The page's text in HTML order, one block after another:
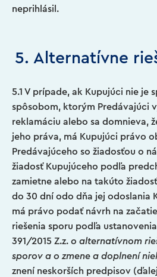
neprihlásil.
5. Alternatívne
5.1 V prípade, ak Kupujúci nie je
spôsobom, ktorým Predávajúci
reklamáciu alebo sa domnieva,
jeho práva, má Kupujúci právo
Predávajúceho so žiadosťou o
žiadosť Kupujúceho podľa
zamietne alebo na takúto
do 30 dní odo dňa jej odoslania
má právo podať návrh na
riešenia sporu podľa
391/2015 Z.z. o alternatívnom
sporov a o zmene a doplnení
znení neskorších predpisov